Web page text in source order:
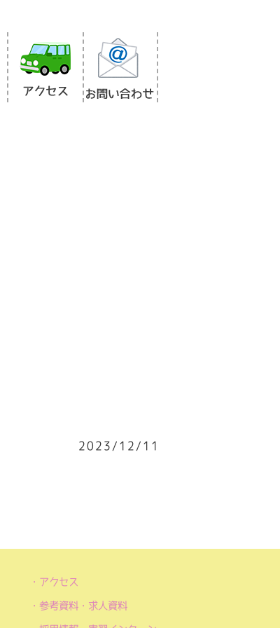
2023/12/11
アクセス
参考資料・求人資料